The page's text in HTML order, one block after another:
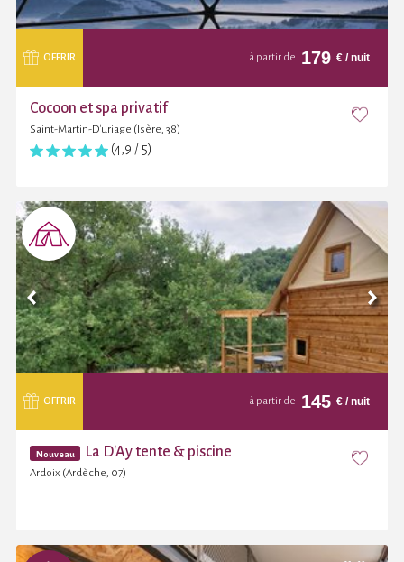
OFFRIR à partir de 179 € / nuit
Cocoon et spa privatif
Saint-Martin-D'uriage (Isère, 38)
(4,9 / 5)
OFFRIR à partir de 145 € / nuit
Nouveau La D'Ay tente & piscine
Ardoix (Ardèche, 07)